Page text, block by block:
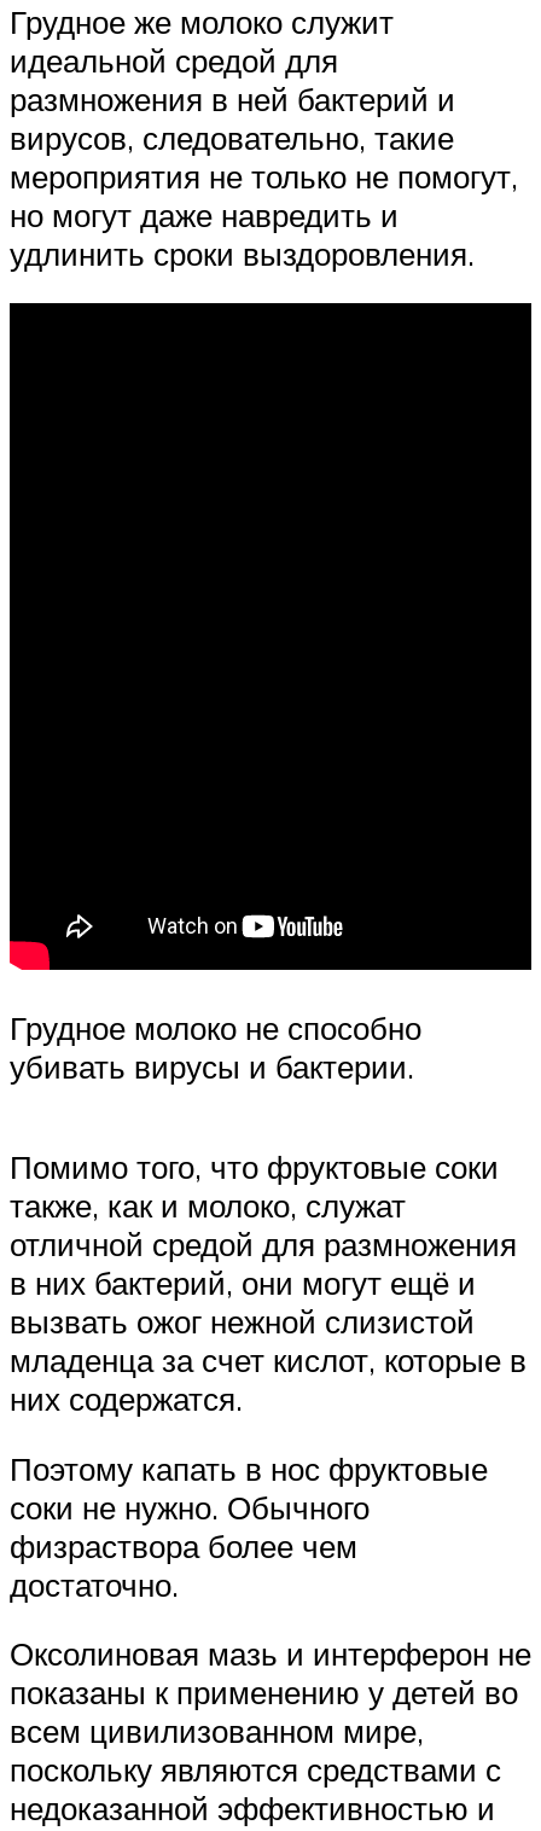
Грудное же молоко служит
идеальной средой для
размножения в ней бактерий и
вирусов, следовательно, такие
мероприятия не только не помогут,
но могут даже навредить и
удлинить сроки выздоровления.
Грудное молоко не способно
убивать вирусы и бактерии.
Помимо того, что фруктовые соки
также, как и молоко, служат
отличной средой для размножения
в них бактерий, они могут ещё и
вызвать ожог нежной слизистой
младенца за счет кислот, которые в
них содержатся.
Поэтому капать в нос фруктовые
соки не нужно. Обычного
физраствора более чем
достаточно.
Оксолиновая мазь и интерферон не
показаны к применению у детей во
всем цивилизованном мире,
поскольку являются средствами с
недоказанной эффективностью и